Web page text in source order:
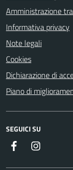
Amministrazione
Informativa privacy
Note legali
Cookies
Dichiarazione di
Piano di
SEGUICI SU
Facebook